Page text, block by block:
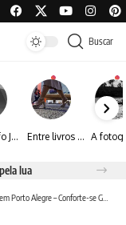
Buscar
Fotógrafo José Roberto apresenta um olhar sensível sobre arquitetura, formas e luz na fotografia Entre livros e fotografia autoral, Sebastião Reis consolida uma trajetória marcada pelo olhar artístico
lua
se Garante o Melhor para Sua Recuperação